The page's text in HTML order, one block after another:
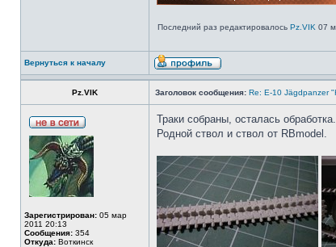
Последний раз редактировалось Pz.VIK 07
Вернуться к началу
Pz.VIK Заголовок сообщения: Re: E-10 Jägdpanzer
Зарегистрирован: 05 мар
2011 20:13
Сообщения: 354
Откуда: Воткинск
Траки собраны, осталась обработка.
Родной ствол и ствол от RBmodel.